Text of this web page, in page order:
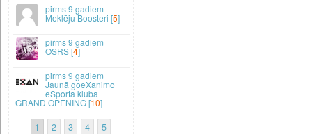
9 gadiem
Meklēju Boosteri [5]
9 gadiem
OSRS [4]
9 gadiem
Jaunā goeXanimo
eSporta kluba
GRAND OPENING [10]
1 2 3 4 5